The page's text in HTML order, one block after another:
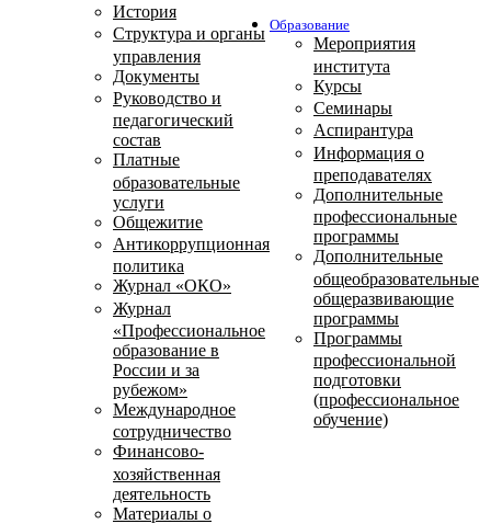
История
Структура и органы
управления
Документы
Руководство и
педагогический
состав
Платные
образовательные
услуги
Общежитие
Антикоррупционная
политика
Журнал «ОКО»
Журнал
«Профессиональное
образование в
России и за
рубежом»
Международное
сотрудничество
Финансово-
хозяйственная
деятельность
Материалы о
Образование
Мероприятия
института
Курсы
Семинары
Аспирантура
Информация о
преподавателях
Дополнительные
профессиональные
программы
Дополнительные
общеобразовательные
общеразвивающие
программы
Программы
профессиональной
подготовки
(профессиональное
обучение)